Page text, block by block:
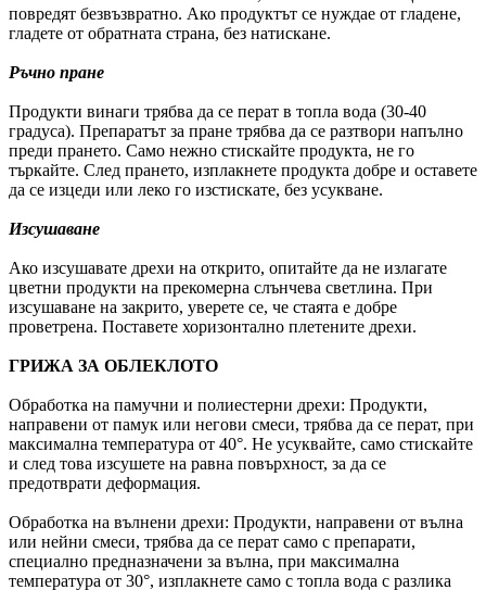
повредят безвъзвратно. Ако продуктът се нуждае от гладене,
гладете от обратната страна, без натискане.
Ръчно пране
Продукти винаги трябва да се перат в топла вода (30-40
градуса). Препаратът за пране трябва да се разтвори напълно
преди прането. Само нежно стискайте продукта, не го
търкайте. След прането, изплакнете продукта добре и оставете
да се изцеди или леко го изстискате, без усукване.
Изсушаване
Ако изсушавате дрехи на открито, опитайте да не излагате
цветни продукти на прекомерна слънчева светлина. При
изсушаване на закрито, уверете се, че стаята е добре
проветрена. Поставете хоризонтално плетените дрехи.
ГРИЖА ЗА ОБЛЕКЛОТО
Обработка на памучни и полиестерни дрехи: Продукти,
направени от памук или негови смеси, трябва да се перат, при
максимална температура от 40°. Не усуквайте, само стискайте
и след това изсушете на равна повърхност, за да се
предотврати деформация.
Обработка на вълнени дрехи: Продукти, направени от вълна
или нейни смеси, трябва да се перат само с препарати,
специално предназначени за вълна, при максимална
температура от 30°, изплакнете само с топла вода с разлика